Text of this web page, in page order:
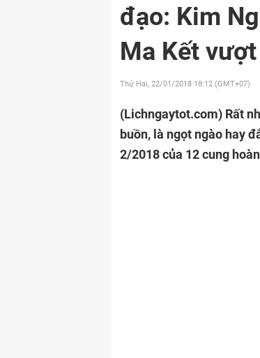
đạo: Kim
Ma Kết
Thứ Hai, 22/01/2018 18:12 (GMT+07)
(Lichngaytot.com) Rất
buồn, là ngọt ngào hay
2/2018 của 12 cung